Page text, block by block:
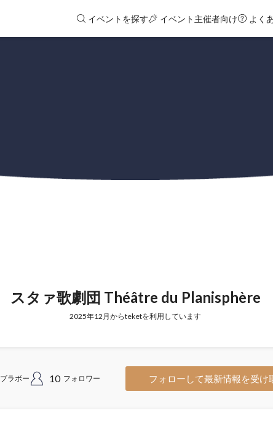
イベントを探す イベント主催者向け よく
スタァ歌劇団 Théâtre du Planisphère
2025年12月からteketを利用しています
ブラボー 10 フォロワー フォローして最新情報を受け